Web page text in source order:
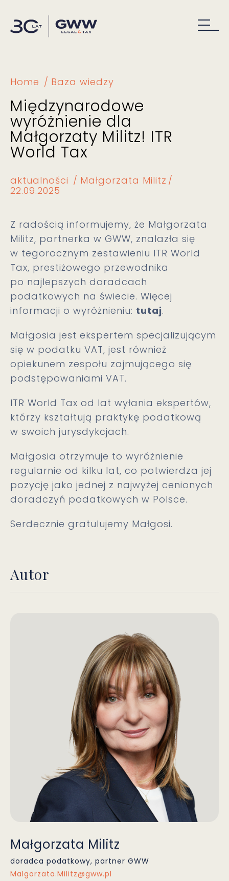
Home Baza wiedzy
Międzynarodowe
wyróżnienie dla
Małgorzaty Militz! ITR
World Tax
aktualności
Małgorzata Militz
22.09.2025
Z radością informujemy, że Małgorzata
Militz, partnerka w GWW, znalazła się
w tegorocznym zestawieniu ITR World
Tax, prestiżowego przewodnika
po najlepszych doradcach
podatkowych na świecie. Więcej
informacji o wyróżnieniu: tutaj.
Małgosia jest ekspertem specjalizującym
się w podatku VAT, jest również
opiekunem zespołu zajmującego się
podstępowaniami VAT.
ITR World Tax od lat wyłania ekspertów,
którzy kształtują praktykę podatkową
w swoich jurysdykcjach.
Małgosia otrzymuje to wyróżnienie
regularnie od kilku lat, co potwierdza jej
pozycję jako jednej z najwyżej cenionych
doradczyń podatkowych w Polsce.
Serdecznie gratulujemy Małgosi.
Autor
Małgorzata Militz
doradca podatkowy, partner GWW
Malgorzata.Militz@gww.pl